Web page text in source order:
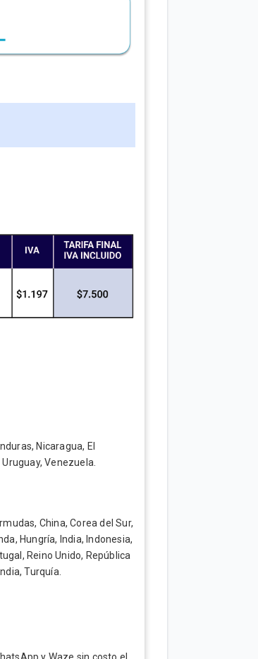
Nicaragua, El
Venezuela.
China, Corea del Sur,
Hungría, India, Indonesia,
Reino Unido, República
Turquía.